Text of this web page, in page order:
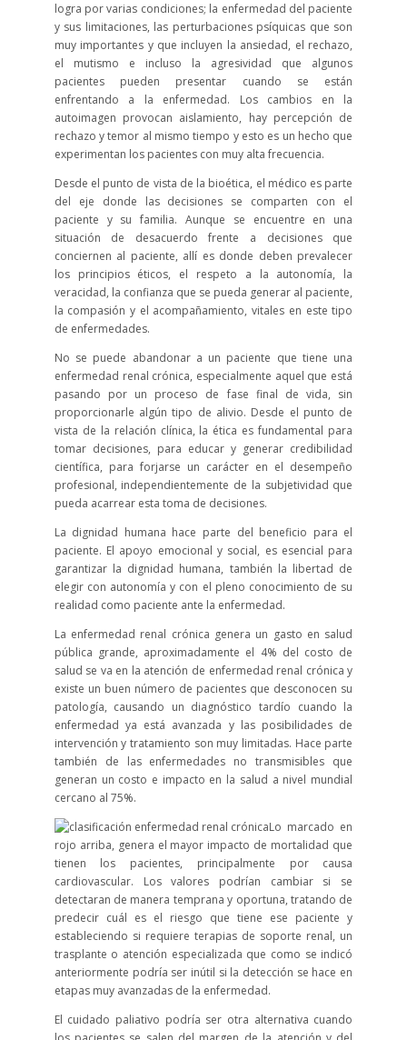
logra por varias condiciones; la enfermedad del paciente
y sus limitaciones, las perturbaciones psíquicas que son
muy importantes y que incluyen la ansiedad, el rechazo,
el mutismo e incluso la agresividad que algunos
pacientes pueden presentar cuando se están
enfrentando a la enfermedad. Los cambios en la
autoimagen provocan aislamiento, hay percepción de
rechazo y temor al mismo tiempo y esto es un hecho que
experimentan los pacientes con muy alta frecuencia.
Desde el punto de vista de la bioética, el médico es parte
del eje donde las decisiones se comparten con el
paciente y su familia. Aunque se encuentre en una
situación de desacuerdo frente a decisiones que
conciernen al paciente, allí es donde deben prevalecer
los principios éticos, el respeto a la autonomía, la
veracidad, la confianza que se pueda generar al paciente,
la compasión y el acompañamiento, vitales en este tipo
de enfermedades.
No se puede abandonar a un paciente que tiene una
enfermedad renal crónica, especialmente aquel que está
pasando por un proceso de fase final de vida, sin
proporcionarle algún tipo de alivio. Desde el punto de
vista de la relación clínica, la ética es fundamental para
tomar decisiones, para educar y generar credibilidad
científica, para forjarse un carácter en el desempeño
profesional, independientemente de la subjetividad que
pueda acarrear esta toma de decisiones.
La dignidad humana hace parte del beneficio para el
paciente. El apoyo emocional y social, es esencial para
garantizar la dignidad humana, también la libertad de
elegir con autonomía y con el pleno conocimiento de su
realidad como paciente ante la enfermedad.
La enfermedad renal crónica genera un gasto en salud
pública grande, aproximadamente el 4% del costo de
salud se va en la atención de enfermedad renal crónica y
existe un buen número de pacientes que desconocen su
patología, causando un diagnóstico tardío cuando la
enfermedad ya está avanzada y las posibilidades de
intervención y tratamiento son muy limitadas. Hace parte
también de las enfermedades no transmisibles que
generan un costo e impacto en la salud a nivel mundial
cercano al 75%.
Lo marcado en
rojo arriba, genera el mayor impacto de mortalidad que
tienen los pacientes, principalmente por causa
cardiovascular. Los valores podrían cambiar si se
detectaran de manera temprana y oportuna, tratando de
predecir cuál es el riesgo que tiene ese paciente y
estableciendo si requiere terapias de soporte renal, un
trasplante o atención especializada que como se indicó
anteriormente podría ser inútil si la detección se hace en
etapas muy avanzadas de la enfermedad.
El cuidado paliativo podría ser otra alternativa cuando